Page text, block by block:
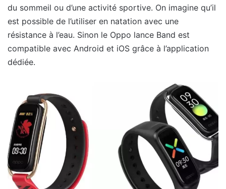
du sommeil ou d’une activité sportive. On imagine qu’il
est possible de l’utiliser en natation avec une
résistance à l’eau. Sinon le Oppo lance Band est
compatible avec Android et iOS grâce à l’application
dédiée.